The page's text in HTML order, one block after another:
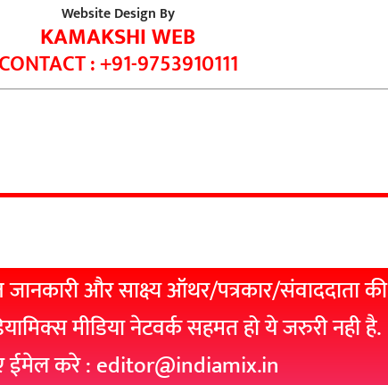
Website Design By
KAMAKSHI WEB
CONTACT : +91-9753910111
और साक्ष्य ऑथर/पत्रकार/संवाददाता की
मीडिया नेटवर्क सहमत हो ये जरुरी नही है.
ईमेल करे : editor@indiamix.in